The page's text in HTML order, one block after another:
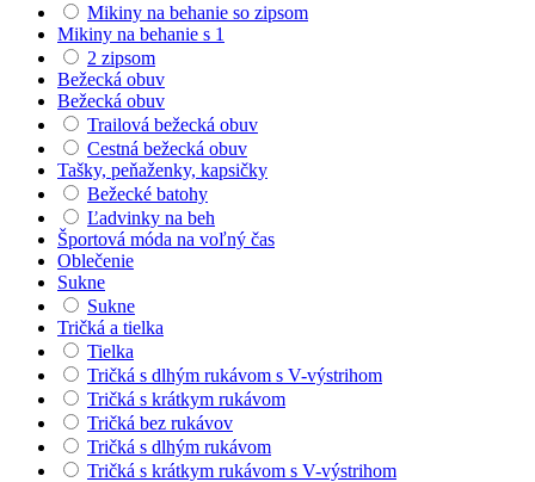
Mikiny na behanie so zipsom
Mikiny na behanie s 1
2 zipsom
Bežecká obuv
Bežecká obuv
Trailová bežecká obuv
Cestná bežecká obuv
Tašky, peňaženky, kapsičky
Bežecké batohy
Ľadvinky na beh
Športová móda na voľný čas
Oblečenie
Sukne
Sukne
Tričká a tielka
Tielka
Tričká s dlhým rukávom s V-výstrihom
Tričká s krátkym rukávom
Tričká bez rukávov
Tričká s dlhým rukávom
Tričká s krátkym rukávom s V-výstrihom